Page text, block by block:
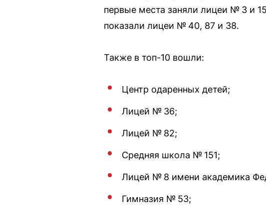
первые места заняли лицеи № 3 и
показали лицеи № 40, 87 и 38.
Также в топ-10 вошли:
Центр одаренных детей;
Лицей № 36;
Лицей № 82;
Средняя школа № 151;
Лицей № 8 имени академика
Гимназия № 53;